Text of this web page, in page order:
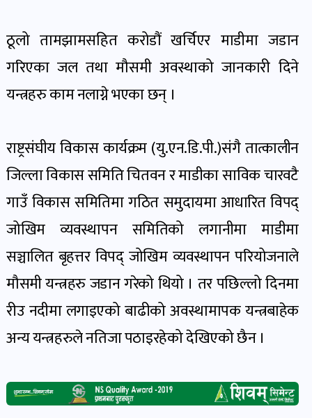
कृषक
पोष्ट
पर्यटन
शिक्षा
खबर
पोष्ट
बिपद-
पोष्ट
र
खेलाडी
ठूलो तामझामसहित करोडौं खर्चिएर माडीमा जडान
गरिएका जल तथा मौसमी अवस्थाको जानकारी दिने
यन्त्रहरु काम नलाग्ने भएका छन् ।
राष्ट्रसंघीय विकास कार्यक्रम (यु.एन.डि.पी.)संगै तात्कालीन
जिल्ला विकास समिति चितवन र माडीका साविक चारवटै
गाउँ विकास समितिमा गठित समुदायमा आधारित विपद्
जोखिम व्यवस्थापन समितिको लगानीमा माडीमा
सञ्चालित बृहत्तर विपद् जोखिम व्यवस्थापन परियोजनाले
मौसमी यन्त्रहरु जडान गरेको थियो । तर पछिल्लो दिनमा
रीउ नदीमा लगाइएको बाढीको अवस्थामापक यन्त्रबाहेक
अन्य यन्त्रहरुले नतिजा पठाइरहेको देखिएको छैन ।